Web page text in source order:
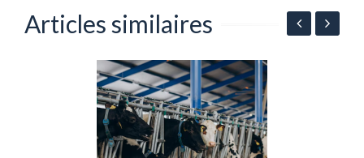
Articles similaires